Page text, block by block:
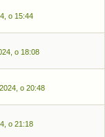
o 15:44
o 18:08
o 20:48
o 21:18